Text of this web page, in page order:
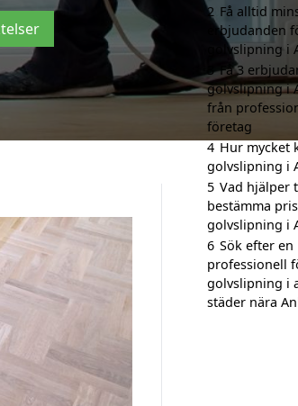
2 Få alltid
erbjudanden
golvslipning i
3 Få 3
golvslipning i
från
företag
4 Hur mycket
golvslipning i
5 Vad hjälper
bestämma
golvslipning i
6 Sök efter en
professionell
golvslipning i
städer nära